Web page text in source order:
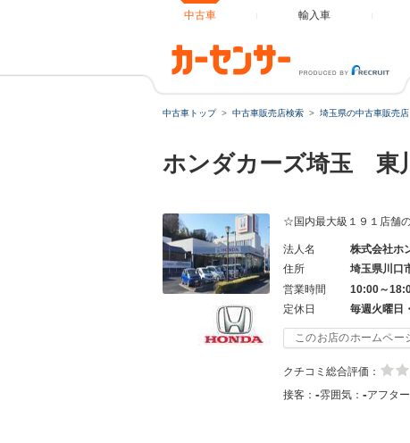
中古車 輸入車
中古車トップ 中古車販売店検索 埼玉県の中古車販売店
ホンダカーズ埼玉 東
☆国内最大級１９１店舗
法人名
株式会社ホ
住所
埼玉県川口
営業時間
10:00～
定休日
毎週火曜日
このお店のホームペー
クチコミ総合評価：
接客： -雰囲気： -アフター